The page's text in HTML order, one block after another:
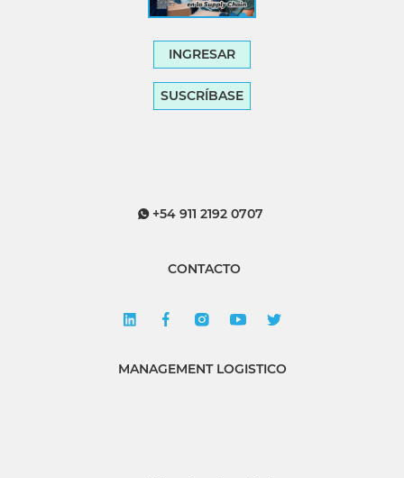
INGRESAR
SUSCRÍBASE
+54 911 2192 0707
CONTACTO
MANAGEMENT LOGISTICO